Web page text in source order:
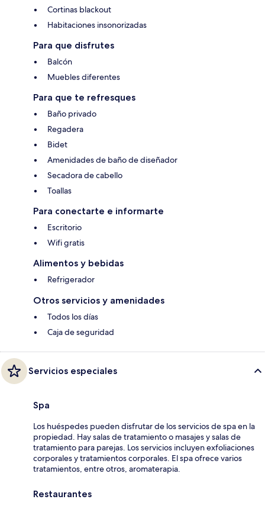
Cortinas blackout
Habitaciones insonorizadas
Para que disfrutes
Balcón
Muebles diferentes
Para que te refresques
Baño privado
Regadera
Bidet
Amenidades de baño de diseñador
Secadora de cabello
Toallas
Para conectarte e informarte
Escritorio
Wifi gratis
Alimentos y bebidas
Refrigerador
Otros servicios y amenidades
Todos los días
Caja de seguridad
Servicios especiales
Spa
Los huéspedes pueden disfrutar de los servicios de spa en la
propiedad. Hay salas de tratamiento o masajes y salas de
tratamiento para parejas. Los servicios incluyen exfoliaciones
corporales y tratamientos corporales. El spa ofrece varios
tratamientos, entre otros, aromaterapia.
Restaurantes